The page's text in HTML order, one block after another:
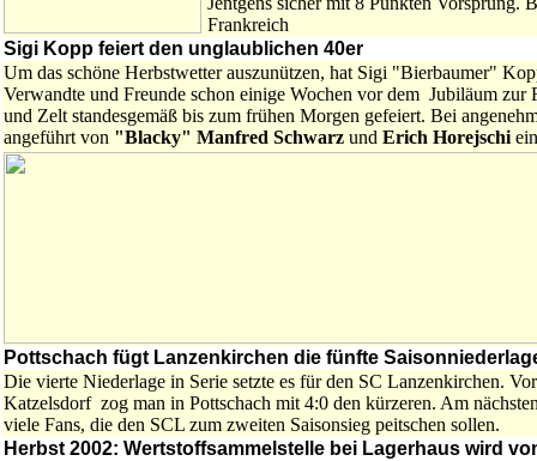
Frankreich
Sigi Kopp feiert den unglaublichen 40er
Um das schöne Herbstwetter auszunützen, hat Sigi "Bierbaumer"
Verwandte und Freunde schon einige Wochen vor dem Jubiläum
und Zelt standesgemäß bis zum frühen Morgen gefeiert. Bei
angeführt von "Blacky" Manfred Schwarz und Erich Horejschi
Pottschach fügt Lanzenkirchen die fünfte
Die vierte Niederlage in Serie setzte es für den SC Lanzenkirchen.
Katzelsdorf zog man in Pottschach mit 4:0 den kürzeren. Am
viele Fans, die den SCL zum zweiten Saisonsieg peitschen sollen.
Herbst 2002: Wertstoffsammelstelle bei Lagerhaus wird